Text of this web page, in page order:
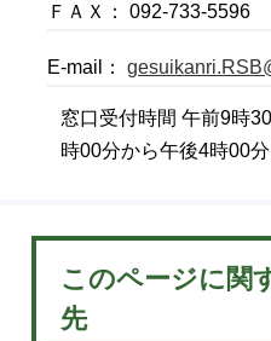
ＦＡＸ： 092-733-5596
E-mail：
窓口受付時間 午前9時
時00分から午後4時00分
このページに関
先